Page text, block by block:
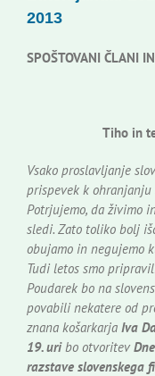
Kontakti
Koristne
2013
SPOŠTOVANI ČLANI
Tiho in
Vsako proslavljanje
prispevek k
Potrjujemo, da živimo
sledi. Zato toliko bolj
obujamo in negujemo
Tudi letos smo
Poudarek bo na
povabili nekatere od
znana košarkarja Iva
19. uribo otvoritev
razstave slovenskega